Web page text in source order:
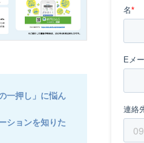
一押し」に悩ん
ションを知りた